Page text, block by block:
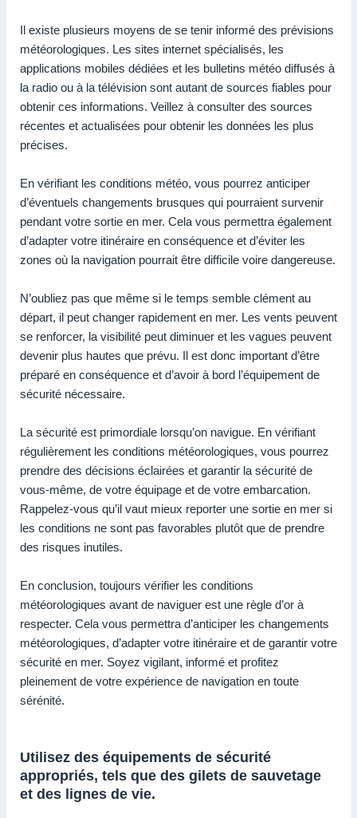
Il existe plusieurs moyens de se tenir informé des prévisions
météorologiques. Les sites internet spécialisés, les
applications mobiles dédiées et les bulletins météo diffusés à
la radio ou à la télévision sont autant de sources fiables pour
obtenir ces informations. Veillez à consulter des sources
récentes et actualisées pour obtenir les données les plus
précises.
En vérifiant les conditions météo, vous pourrez anticiper
d’éventuels changements brusques qui pourraient survenir
pendant votre sortie en mer. Cela vous permettra également
d’adapter votre itinéraire en conséquence et d’éviter les
zones où la navigation pourrait être difficile voire dangereuse.
N’oubliez pas que même si le temps semble clément au
départ, il peut changer rapidement en mer. Les vents peuvent
se renforcer, la visibilité peut diminuer et les vagues peuvent
devenir plus hautes que prévu. Il est donc important d’être
préparé en conséquence et d’avoir à bord l’équipement de
sécurité nécessaire.
La sécurité est primordiale lorsqu’on navigue. En vérifiant
régulièrement les conditions météorologiques, vous pourrez
prendre des décisions éclairées et garantir la sécurité de
vous-même, de votre équipage et de votre embarcation.
Rappelez-vous qu’il vaut mieux reporter une sortie en mer si
les conditions ne sont pas favorables plutôt que de prendre
des risques inutiles.
En conclusion, toujours vérifier les conditions
météorologiques avant de naviguer est une règle d’or à
respecter. Cela vous permettra d’anticiper les changements
météorologiques, d’adapter votre itinéraire et de garantir votre
sécurité en mer. Soyez vigilant, informé et profitez
pleinement de votre expérience de navigation en toute
sérénité.
Utilisez des équipements de sécurité
appropriés, tels que des gilets de sauvetage
et des lignes de vie.